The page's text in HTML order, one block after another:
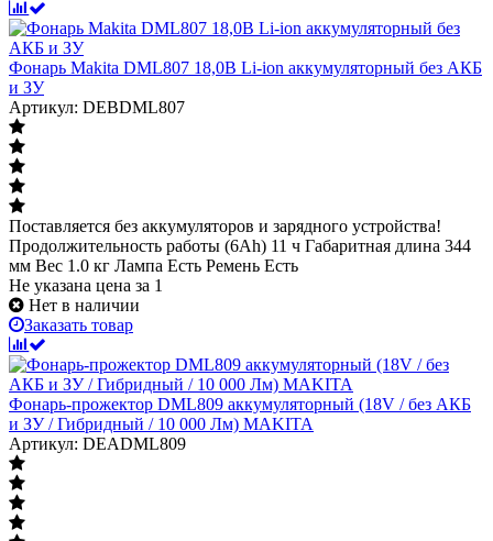
Фонарь Makita DML807 18,0В Li-ion аккумуляторный без АКБ
и ЗУ
Артикул: DEBDML807
Поставляется без аккумуляторов и зарядного устройства!
Продолжительность работы (6Ah) 11 ч Габаритная длина 344
мм Вес 1.0 кг Лампа Есть Ремень Есть
Не указана цена за 1
Нет в наличии
Заказать товар
Фонарь-прожектор DML809 аккумуляторный (18V / без АКБ
и ЗУ / Гибридный / 10 000 Лм) MAKITA
Артикул: DEADML809